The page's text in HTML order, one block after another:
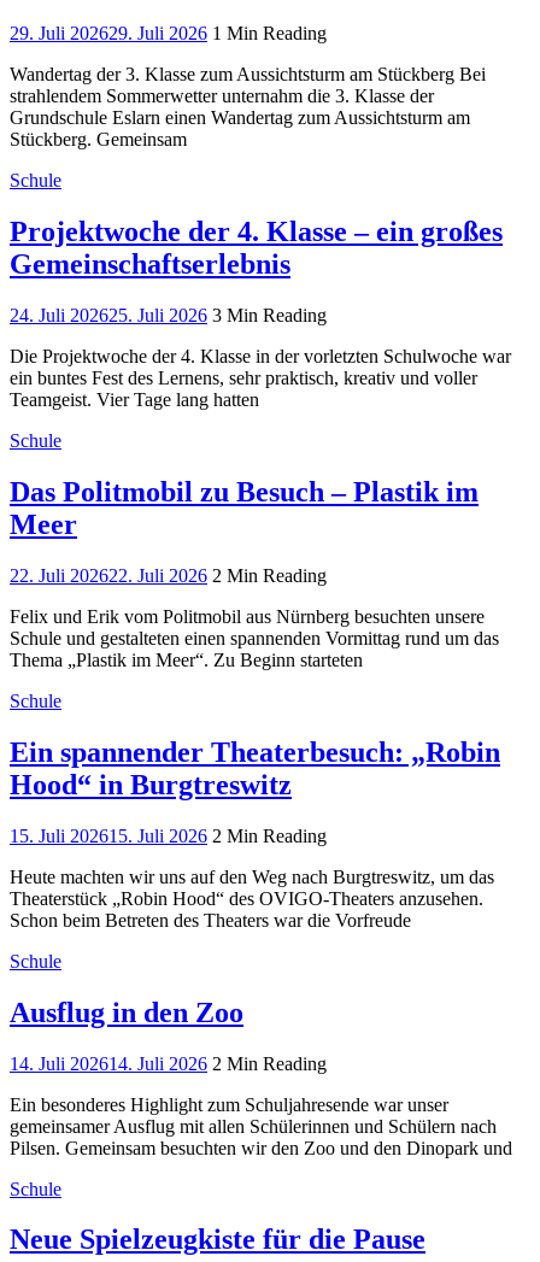
29. Juli 202629. Juli 2026 1 Min Reading
Wandertag der 3. Klasse zum Aussichtsturm am Stückberg Bei
strahlendem Sommerwetter unternahm die 3. Klasse der
Grundschule Eslarn einen Wandertag zum Aussichtsturm am
Stückberg. Gemeinsam
Schule
Projektwoche der 4. Klasse – ein großes
Gemeinschaftserlebnis
24. Juli 202625. Juli 2026 3 Min Reading
Die Projektwoche der 4. Klasse in der vorletzten Schulwoche war
ein buntes Fest des Lernens, sehr praktisch, kreativ und voller
Teamgeist. Vier Tage lang hatten
Schule
Das Politmobil zu Besuch – Plastik im
Meer
22. Juli 202622. Juli 2026 2 Min Reading
Felix und Erik vom Politmobil aus Nürnberg besuchten unsere
Schule und gestalteten einen spannenden Vormittag rund um das
Thema „Plastik im Meer“. Zu Beginn starteten
Schule
Ein spannender Theaterbesuch: „Robin
Hood“ in Burgtreswitz
15. Juli 202615. Juli 2026 2 Min Reading
Heute machten wir uns auf den Weg nach Burgtreswitz, um das
Theaterstück „Robin Hood“ des OVIGO-Theaters anzusehen.
Schon beim Betreten des Theaters war die Vorfreude
Schule
Ausflug in den Zoo
14. Juli 202614. Juli 2026 2 Min Reading
Ein besonderes Highlight zum Schuljahresende war unser
gemeinsamer Ausflug mit allen Schülerinnen und Schülern nach
Pilsen. Gemeinsam besuchten wir den Zoo und den Dinopark und
Schule
Neue Spielzeugkiste für die Pause